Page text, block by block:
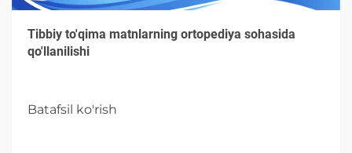
Tibbiy to'qima matnlarning ortopediya sohasida
qo'llanilishi
Batafsil ko'rish